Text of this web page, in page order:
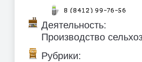
Деятельность:
Производство
Рубрики: